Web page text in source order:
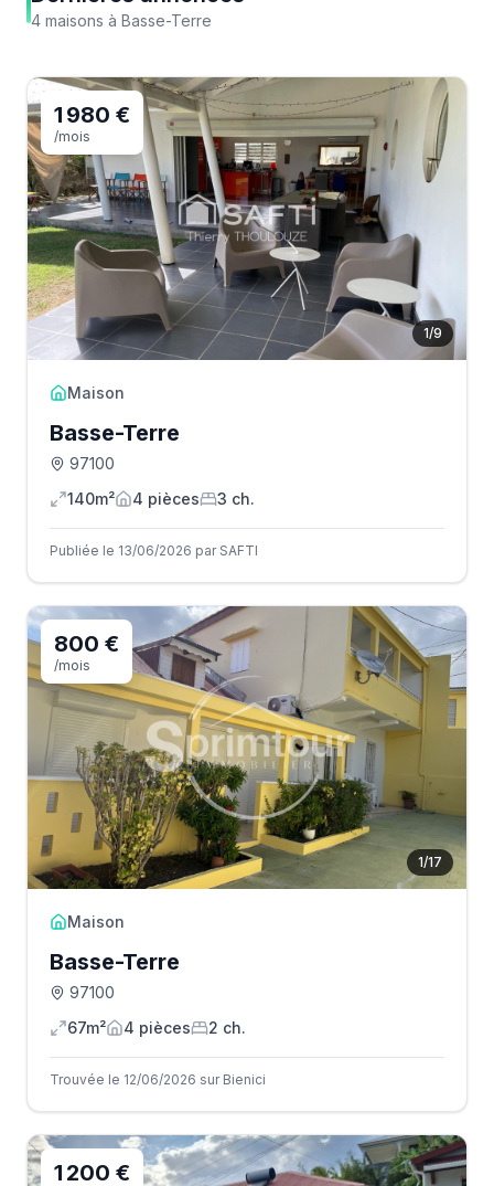
4 maisons à Basse-Terre
1/9
1 980 €
/mois
Maison
Basse-Terre
97100
140m²
4 pièces 3 ch.
Publiée le 13/06/2026 par SAFTI
1/17
800 €
/mois
Maison
Basse-Terre
97100
67m²
4 pièces 2 ch.
Trouvée le 12/06/2026 sur Bienici
1 200 €